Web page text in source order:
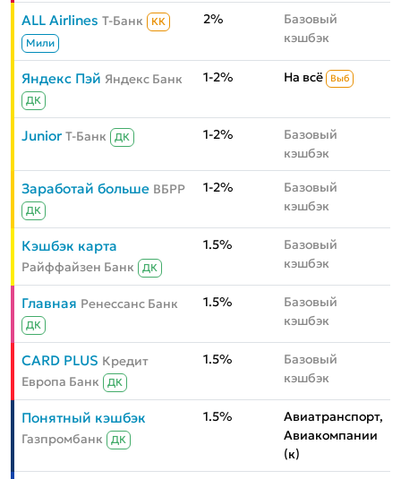
ALL Airlines Т-Банк
КК
Мили
2%
Базовый
кэшбэк
Яндекс Пэй Яндекс Банк
ДК
1-2% На всё Выб
Junior Т-Банк ДК 1-2%
Базовый
кэшбэк
Заработай больше ВБРР
ДК
1-2%
Базовый
кэшбэк
Кэшбэк карта
Райффайзен Банк ДК
1.5%
Базовый
кэшбэк
Главная Ренессанс Банк
ДК
1.5%
Базовый
кэшбэк
CARD PLUS Кредит
Европа Банк
ДК
1.5%
Базовый
кэшбэк
Понятный кэшбэк
Газпромбанк ДК
1.5%
Авиатранспорт,
Авиакомпании
(к)